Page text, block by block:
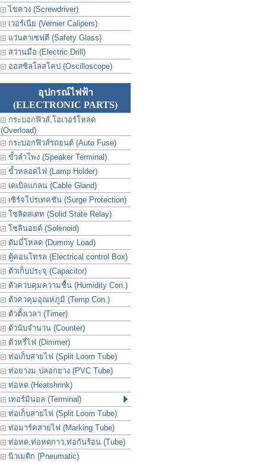
ไขควง (Screwdriver)
เวอร์เนีย (Vernier Calipers)
แว่นตาเซฟตี (Safety Glass)
สว่านมือ (Electric Drill)
ออสซิลโลสโคป (Oscilloscope)
อุปกรณ์ไฟฟ้า
(ELECTRONIC PARTS)
กระบอกฟิวส์,โอเวอร์โหลด
(Overload)
กระบอกฟิวส์รถยนต์ (Auto Fuse)
ขั้วลำโพง (Speaker Terminal)
ขั้วหลอดไฟ (Lamp Holder)
เคเบิลแกลน (Cable Gland)
เซิร์จโปรเทคชัน (Surge Protection)
โซลิดสเตท (Solid State Relay)
โซลินอยด์ (Solenoid)
ดัมมี่โหลด (Dummy Load)
ตู้คอนโทรล (Electrical control Box)
ตัวเก็บประจุ (Capacitor)
ตัวควบคุมความชื้น (Humidity Con.)
ตัวควคุมอุณหภูมิ (Temp Con.)
ตัวตั้งเวลา (Timer)
ตัวนับจำนวน (Counter)
ตัวหรี่ไฟ (Dimmer)
ท่อเก็บสายไฟ (Split Loom Tube)
ท่อยางม ปลอกยาง (PVC Tube)
ท่อหด (Heatshrink)
เทอร์มินอล (Terminal)
ท่อเก็บสายไฟ (Split Loom Tube)
ท่อมาร์คสายไฟ (Marking Tube)
ท่อหด,ท่อหดกาว,ท่อกันร้อน (Tube)
นิวเมติก (Pneumatic)